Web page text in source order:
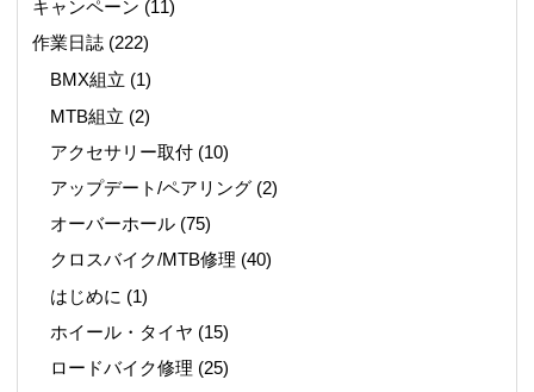
キャンペーン (11)
作業日誌(222)
BMX組立 (1)
MTB組立 (2)
アクセサリー取付 (10)
アップデート/ペアリング (2)
オーバーホール (75)
クロスバイク/MTB修理 (40)
はじめに (1)
ホイール・タイヤ (15)
ロードバイク修理 (25)